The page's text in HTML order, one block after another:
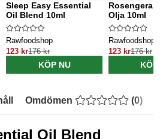
Sleep Easy Essential
Oil Blend 10ml
Rawfoodshop
123 kr176 kr
KÖP NU
Olja 10ml
Rawfoodshop
123 kr176 kr
KÖP
Omdömen (0)
Oil Blend